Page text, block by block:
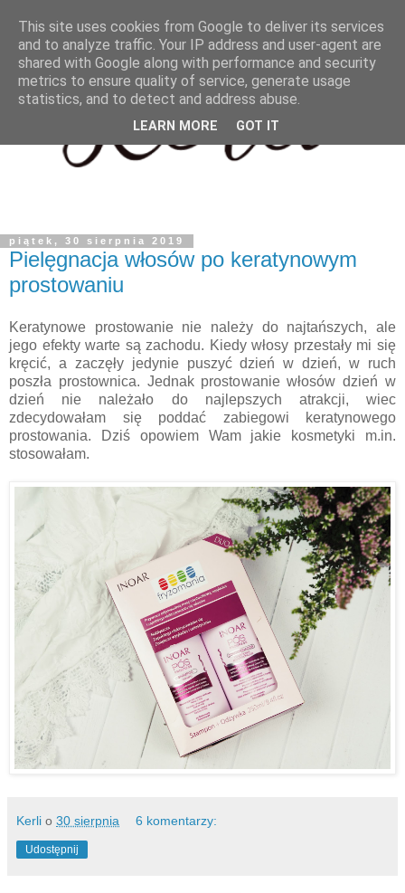
piątek, 30 sierpnia 2019
Pielęgnacja włosów po keratynowym
prostowaniu
Keratynowe prostowanie nie należy do najtańszych, ale
jego efekty warte są zachodu. Kiedy włosy przestały mi się
kręcić, a zaczęły jedynie puszyć dzień w dzień, w ruch
poszła prostownica. Jednak prostowanie włosów dzień w
dzień nie należało do najlepszych atrakcji, wiec
zdecydowałam się poddać zabiegowi keratynowego
prostowania. Dziś opowiem Wam jakie kosmetyki m.in.
stosowałam.
Kerli o 30 sierpnia 6 komentarzy:
Udostępnij
This site uses cookies from Google to deliver its services
and to analyze traffic. Your IP address and user-agent are
shared with Google along with performance and security
metrics to ensure quality of service, generate usage
statistics, and to detect and address abuse.
LEARN MORE GOT IT